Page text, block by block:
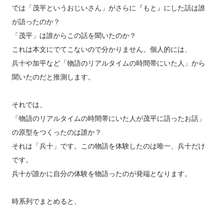
では「茂平というおじいさん」がさらに『もと』にした話は誰
が語ったのか？
「茂平」は誰からこの話を聞いたのか？
これは本文にでてこないので分かりません。個人的には、
兵十や加平など「物語のリアルタイムの時間帯にいた人」から
聞いたのだと推測します。
それでは、
「物語のリアルタイムの時間帯にいた人が茂平に語ったお話」
の原型をつくったのは誰か？
それは「兵十」です。この物語を体験したのは唯一、兵十だけ
です。
兵十が誰かに自分の体験を物語ったのが発端となります。
時系列でまとめると、